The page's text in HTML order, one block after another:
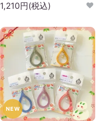
1,210円(税込)
NEW